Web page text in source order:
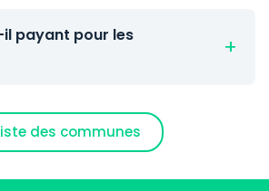
payant pour les
des communes